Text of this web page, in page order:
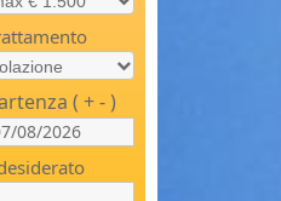
( + - )